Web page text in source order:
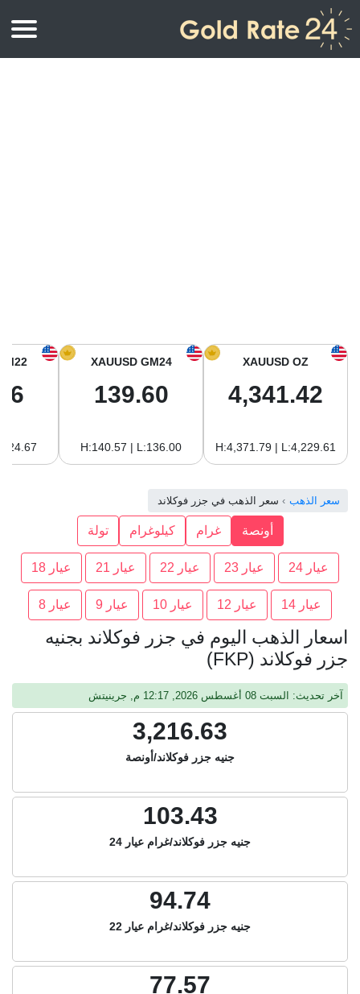
أسعار الذهب في أمريكا الجنوبية
XAUUSD OZ
4,341.42
H:4,371.79 | L:4,229.61
XAUUSD GM24
139.60
H:140.57 | L:136.00
سعر الذهب سعر الذهب في جزر فوكلاند
أونصة غرام كيلوغرام تولة
عيار 24 عيار 23 عيار 22 عيار 21 عيار 18
عيار 14 عيار 12 عيار 10 عيار 9 عيار 8
اسعار الذهب اليوم في جزر فوكلاند بجنيه
جزر فوكلاند (FKP)
آخر تحديث: السبت 08 أغسطس 2026, 12:17 م, جرينيتش
3,216.63
جنيه جزر فوكلاند/أونصة
103.43
جنيه جزر فوكلاند/غرام عيار 24
94.74
جنيه جزر فوكلاند/غرام عيار 22
77.57